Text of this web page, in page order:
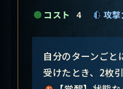
コスト 4 攻撃
自分のターンご
受けたとき、2枚引